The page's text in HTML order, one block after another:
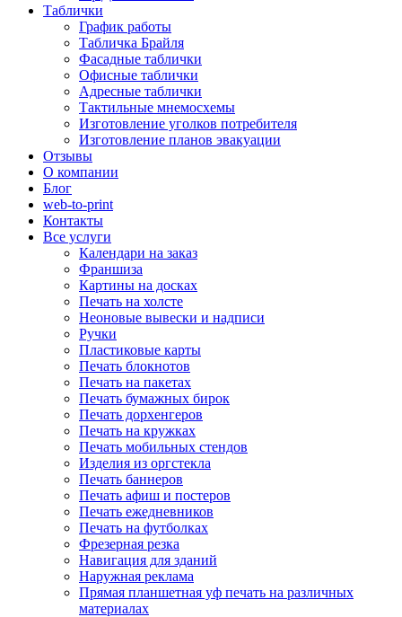
Таблички
График работы
Табличка Брайля
Фасадные таблички
Офисные таблички
Адресные таблички
Тактильные мнемосхемы
Изготовление уголков потребителя
Изготовление планов эвакуации
Отзывы
О компании
Блог
web-to-print
Контакты
Все услуги
Календари на заказ
Франшиза
Картины на досках
Печать на холсте
Неоновые вывески и надписи
Ручки
Пластиковые карты
Печать блокнотов
Печать на пакетах
Печать бумажных бирок
Печать дорхенгеров
Печать на кружках
Печать мобильных стендов
Изделия из оргстекла
Печать баннеров
Печать афиш и постеров
Печать ежедневников
Печать на футболках
Фрезерная резка
Навигация для зданий
Наружная реклама
Прямая планшетная уф печать на различных
материалах